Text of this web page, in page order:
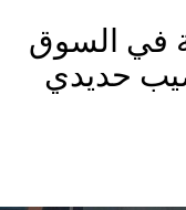
(43 عاما) اتهامات بالتعذيب
ويواجه عقوبة
في السوق
حديدي